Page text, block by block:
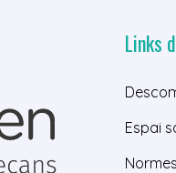
Links
Espai